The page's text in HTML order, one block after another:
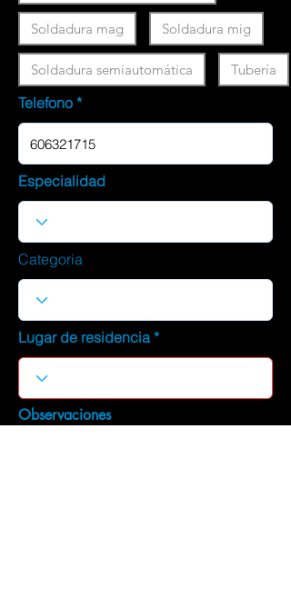
Soldadura mag Soldadura mig
Soldadura semiautomática Tubería
Telefono
Especialidad
Categoria
Lugar de residencia
Observaciones